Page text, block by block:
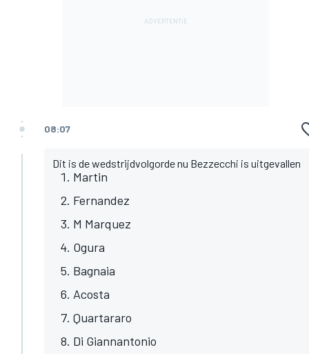
08:07
Dit is de wedstrijdvolgorde nu Bezzecchi is uitgevallen
Martin
Fernandez
M Marquez
Ogura
Bagnaia
Acosta
Quartararo
Di Giannantonio